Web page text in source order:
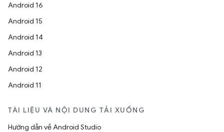
Android 16
Android 15
Android 14
Android 13
Android 12
Android 11
TÀI LIỆU VÀ NỘI DUNG TẢI XUỐNG
Hướng dẫn về Android Studio